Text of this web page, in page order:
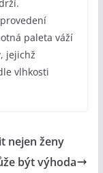
paleta váží
jejichž
vlhkosti
nejen ženy
být výhoda